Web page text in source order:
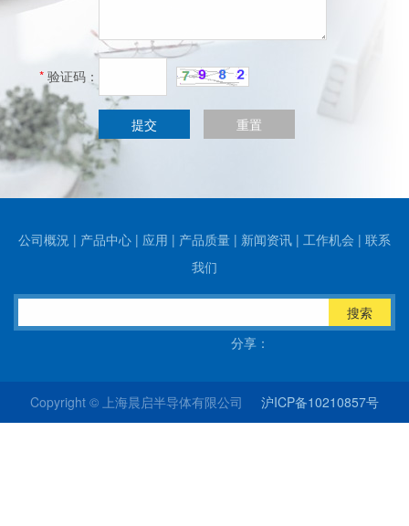
* 验证码：
公司概況 | 产品中心 | 应用 | 产品质量 | 新闻资讯 | 工作机会 | 联系
我们
搜索
分享：
Copyright © 上海晨启半导体有限公司 沪ICP备10210857号